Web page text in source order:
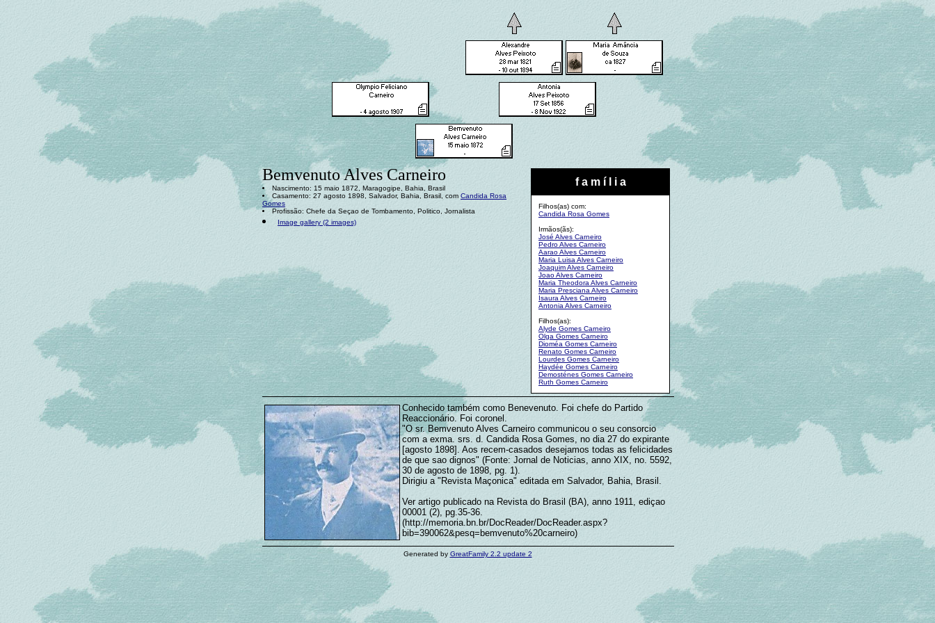
f a m í l i a
Filhos(as) com:
Candida Rosa Gomes
Irmãos(ãs):
José Alves Carneiro
Pedro Alves Carneiro
Aarao Alves Carneiro
Maria Luisa Alves Carneiro
Joaquim Alves Carneiro
Joao Alves Carneiro
Maria Theodora Alves Carneiro
Maria Presciana Alves Carneiro
Isaura Alves Carneiro
Antonia Alves Carneiro
Filhos(as):
Alyde Gomes Carneiro
Olga Gomes Carneiro
Dioméa Gomes Carneiro
Renato Gomes Carneiro
Lourdes Gomes Carneiro
Haydée Gomes Carneiro
Demosténes Gomes Carneiro
Ruth Gomes Carneiro
Bemvenuto Alves Carneiro
Nascimento: 15 maio 1872, Maragogipe, Bahia, Brasil
Casamento: 27 agosto 1898, Salvador, Bahia, Brasil, com Candida Rosa
Gomes
Profissão: Chefe da Seçao de Tombamento, Politico, Jornalista
Image gallery (2 images)
Conhecido também como Benevenuto. Foi chefe do Partido
Reaccionário. Foi coronel.
"O sr. Bemvenuto Alves Carneiro communicou o seu consorcio
com a exma. srs. d. Candida Rosa Gomes, no dia 27 do expirante
[agosto 1898]. Aos recem-casados desejamos todas as felicidades
de que sao dignos" (Fonte: Jornal de Noticias, anno XIX, no. 5592,
30 de agosto de 1898, pg. 1).
Dirigiu a "Revista Maçonica" editada em Salvador, Bahia, Brasil.
Ver artigo publicado na Revista do Brasil (BA), anno 1911, ediçao
00001 (2), pg.35-36.
(http://memoria.bn.br/DocReader/DocReader.aspx?
bib=390062&pesq=bemvenuto%20carneiro)
Generated by GreatFamily 2.2 update 2